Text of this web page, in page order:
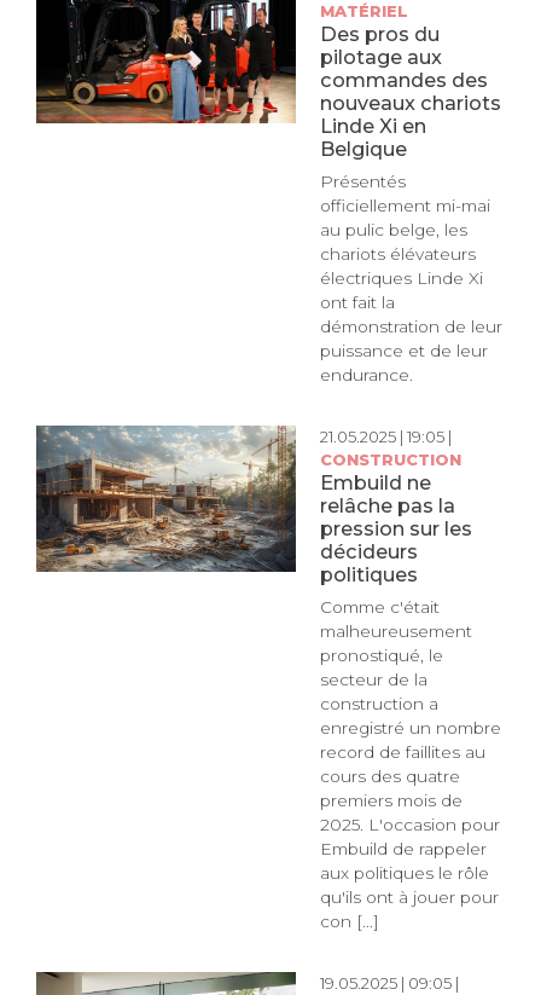
MATÉRIEL
Des pros du
pilotage aux
commandes des
nouveaux chariots
Linde Xi en
Belgique
Présentés
officiellement mi-mai
au pulic belge, les
chariots élévateurs
électriques Linde Xi
ont fait la
démonstration de leur
puissance et de leur
endurance.
21.05.2025 | 19:05 |
CONSTRUCTION
Embuild ne
relâche pas la
pression sur les
décideurs
politiques
Comme c'était
malheureusement
pronostiqué, le
secteur de la
construction a
enregistré un nombre
record de faillites au
cours des quatre
premiers mois de
2025. L'occasion pour
Embuild de rappeler
aux politiques le rôle
qu'ils ont à jouer pour
con [...]
19.05.2025 | 09:05 |